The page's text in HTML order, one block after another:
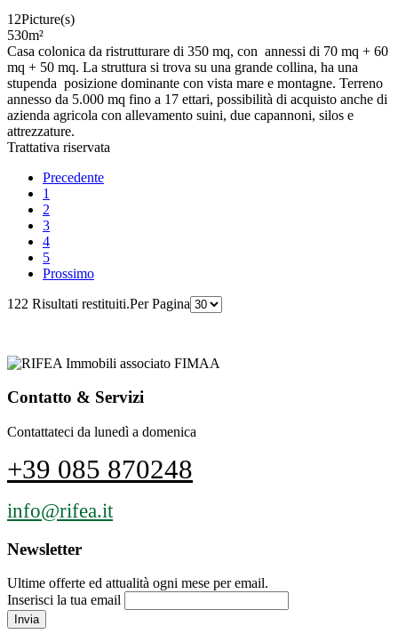
12Picture(s)
530m²
Casa colonica da ristrutturare di 350 mq, con annessi di 70 mq + 60
mq + 50 mq. La struttura si trova su una grande collina, ha una
stupenda posizione dominante con vista mare e montagne. Terreno
annesso da 5.000 mq fino a 17 ettari, possibilità di acquisto anche di
azienda agricola con allevamento suini, due capannoni, silos e
attrezzature.
Trattativa riservata
Precedente
1
2
3
4
5
Prossimo
122 Risultati restituiti.Per Pagina
Contatto & Servizi
Contattateci da lunedì a domenica
+39 085 870248
info@rifea.it
Newsletter
Ultime offerte ed attualità ogni mese per email.
Inserisci la tua email